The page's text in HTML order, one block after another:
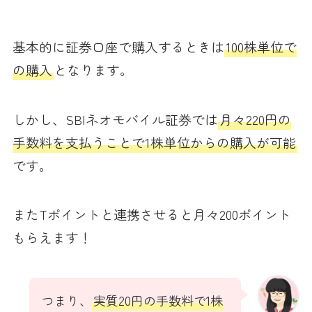
基本的に証券口座で購入するときは100株単位で
の購入となります。
しかし、SBIネオモバイル証券では月々220円の
手数料を支払うことで1株単位からの購入が可能
です。
またTポイントと連携させると月々200ポイント
もらえます！
つまり、 実質20円の手数料で1株